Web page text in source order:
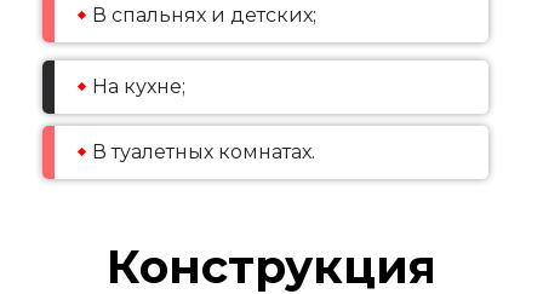
В спальнях и детских;
На кухне;
В туалетных комнатах.
Конструкция